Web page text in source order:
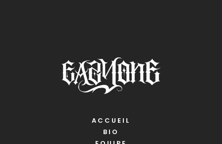
ACCUEIL
BIO